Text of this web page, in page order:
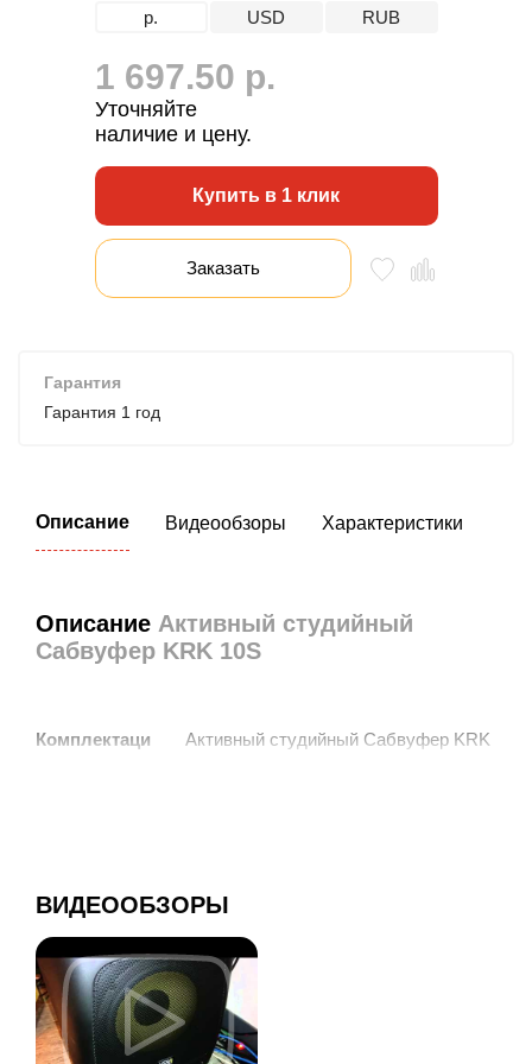
р. USD RUB
1 697.50 р.
Уточняйте
наличие и цену.
Купить в 1 клик
Заказать
Гарантия
Гарантия 1 год
Описание Видеообзоры Характеристики
Описание Активный студийный
Сабвуфер KRK 10S
Комплектаци
Активный студийный Сабвуфер KRK
мониторами линейки KRK Rokit, VXT и прочими
моделями сходного типа. Представленный сабвуфер
используется для расширения НЧ-диапазона той или
иной мониторной системы. Для решения поставленных
задач разработчики KRK 10s снабдили это устройство
качественным фазоинвертором и легендарным
ВИДЕООБЗОРЫ